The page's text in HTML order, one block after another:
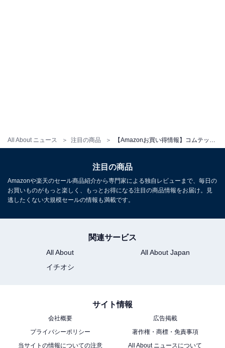
All About ニュース 注目の商品
コムテック ドライブレコーダー ZDR043 前後2カメラ コ
ンパクト 前後200万画素 Full HD GPS搭載
32GBmicroSDカード付属 後続車両接近お知らせ 駐車監
コムテック「ZDR065」
コムテック ドライブレコーダー ZDR065 フロントカメラ
WQHD 前後STARVIS 2搭載で夜間撮影性能向上 前後2カ
注目の商品
Amazonや楽天のセール商品紹介から専門家による独自レビューまで、毎日の
お買いものがもっと楽しく、もっとお得になる注目の商品情報をお届け。見
逃したくない大規模セールの情報も満載です。
関連サービス
All About
All About Japan
イチオシ
サイト情報
会社概要
広告掲載
プライバシーポリシー
著作権・商標・免責事項
当サイトの情報についての注意
All About ニュースについて